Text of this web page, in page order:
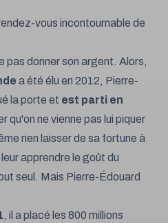
vous incontournable de
pas donner son argent. Alors,
a été élu en 2012, Pierre-
la porte et est parti en
qu'on ne vienne pas lui piquer
rien laisser de sa fortune à
apprendre le goût du
seul. Mais Pierre-Édouard
, il a placé les 800 millions